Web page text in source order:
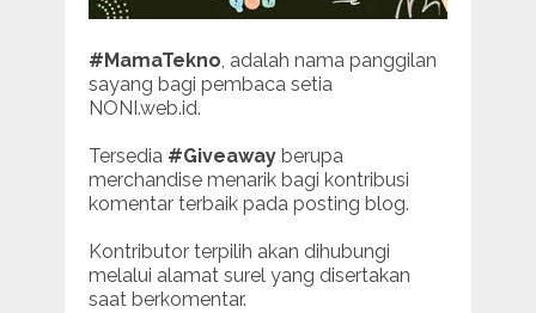
#MamaTekno, adalah nama panggilan
sayang bagi pembaca setia
NONI.web.id.
Tersedia #Giveawayberupa
merchandise menarik bagi kontribusi
komentar terbaik pada posting blog.
Kontributor terpilih akan dihubungi
melalui alamat surel yang disertakan
saat berkomentar.